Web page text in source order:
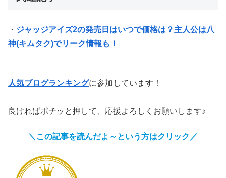
・ ジャッジアイズ2の発売日はいつで価格は？主人公は八
神(キムタク)でリーク情報も！
人気ブログランキングに参加しています！
良ければポチッと押して、応援よろしくお願いします♪
＼この記事を読んだよ～という方はクリック／